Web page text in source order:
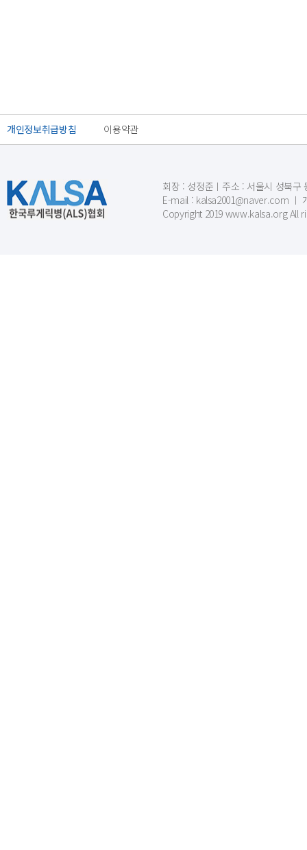
개인정보취급방침 이용약관
회장 : 성정준ㅣ주소 : 서울시 성북구
E-mail : kalsa2001@naver.com ㅣ
Copyright 2019 www.kalsa.org All